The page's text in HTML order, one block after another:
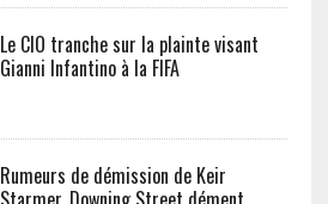
Le CIO tranche sur la plainte visant
Gianni Infantino à la FIFA
Rumeurs de démission de Keir